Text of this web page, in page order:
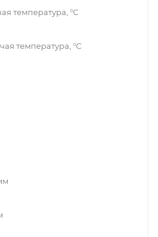
температура, °C
температура, °C